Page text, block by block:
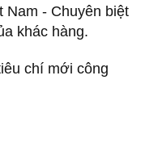
Nam - Chuyên biệt
khác hàng.
chí mới công